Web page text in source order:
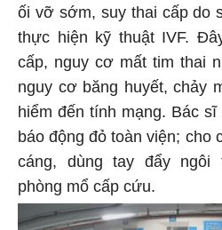
ối vỡ sớm, suy thai cấp do
thực hiện kỹ thuật IVF.
cấp, nguy cơ mất tim thai
nguy cơ băng huyết, chảy
hiểm đến tính mạng. Bác
báo động đỏ toàn viện; cho
cáng, dùng tay đẩy ngôi
phòng mổ cấp cứu.